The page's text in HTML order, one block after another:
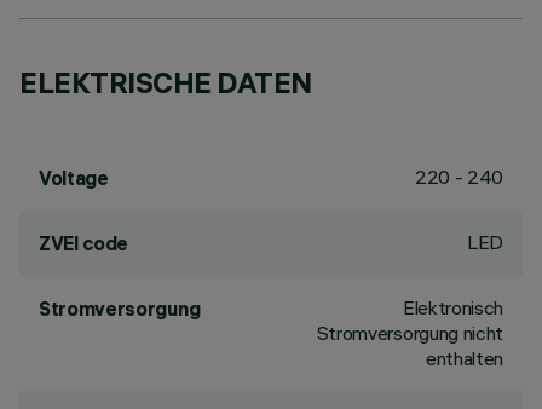
ELEKTRISCHE DATEN
Voltage 220 - 240
ZVEI code LED
Stromversorgung
Elektronisch
Stromversorgung nicht
enthalten